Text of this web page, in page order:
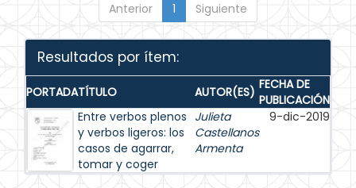
Anterior 1 Siguiente
Resultados por ítem:
PORTADATÍTULO AUTOR(ES) FECHA DE
PUBLICACIÓN
Entre verbos plenos
y verbos ligeros: los
casos de agarrar,
tomar y coger
Julieta
Castellanos
Armenta
9-dic-2019